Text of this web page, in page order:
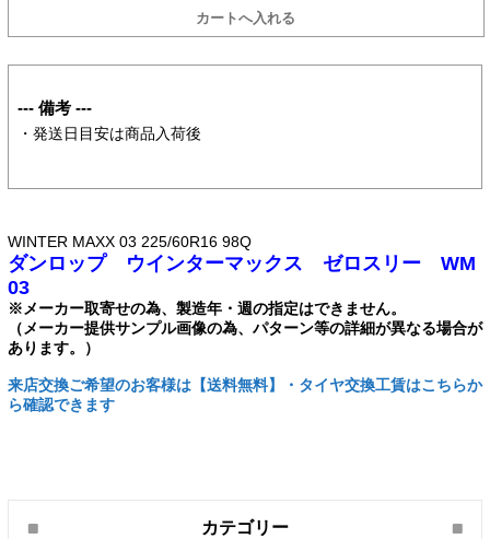
--- 備考 ---
・発送日目安は商品入荷後
WINTER MAXX 03 225/60R16 98Q
ダンロップ ウインターマックス ゼロスリー WM
03
※メーカー取寄せの為、製造年・週の指定はできません。
（メーカー提供サンプル画像の為、パターン等の詳細が異なる場合が
あります。）
来店交換ご希望のお客様は【送料無料】・タイヤ交換工賃はこちらか
ら確認できます
カテゴリー